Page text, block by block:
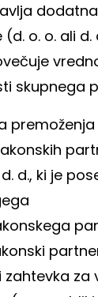
o. o. ali d.
skupnega
d., ki je
zahtevka za